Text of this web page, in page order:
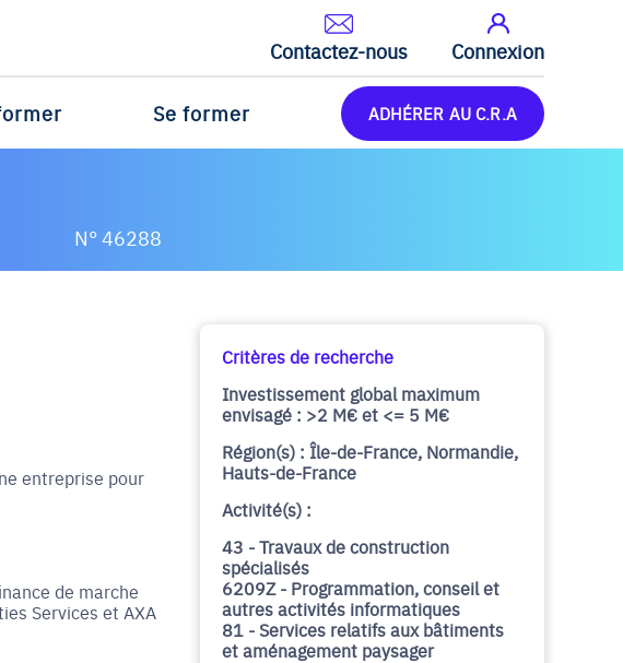
Contactez-nous Connexion
Se former ADHÉRER AU C.R.A
N° 46288
entreprise pour
de marche
Services et AXA
Critères de recherche
Investissement global maximum
envisagé : >2 M€ et <= 5 M€
Région(s) : Île-de-France, Normandie,
Hauts-de-France
Activité(s) :
43 - Travaux de construction
spécialisés
6209Z - Programmation, conseil et
autres activités informatiques
81 - Services relatifs aux bâtiments
et aménagement paysager